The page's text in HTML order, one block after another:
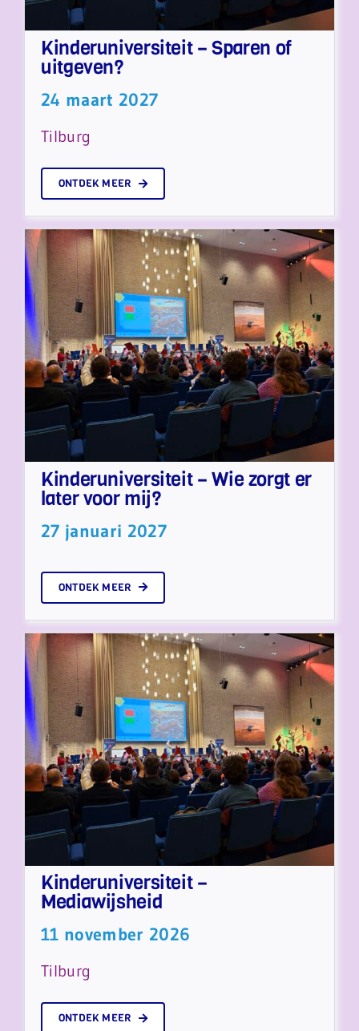
Kinderuniversiteit – Sparen of
uitgeven?
24 maart 2027
Tilburg
ONTDEK MEER
Kinderuniversiteit – Wie zorgt er
later voor mij?
27 januari 2027
ONTDEK MEER
Kinderuniversiteit –
Mediawijsheid
11 november 2026
Tilburg
ONTDEK MEER